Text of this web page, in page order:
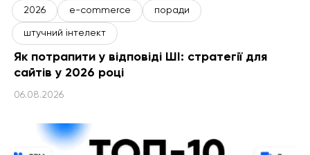
2026 e-commerce поради
штучний інтелект
Як потрапити у відповіді ШІ: стратегії для
сайтів у 2026 році
06.08.2026